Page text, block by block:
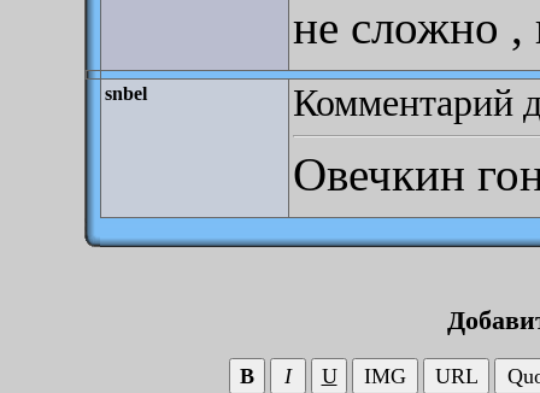
не сложно ,
snbel Комментарий
Овечкин